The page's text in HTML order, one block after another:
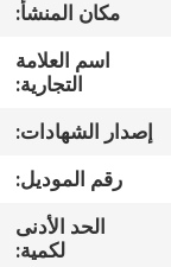
برنامج
حولنا
جولة
مكان المنشأ:
اسم العلامة
التجارية:
إصدار الشهادات:
رقم الموديل:
الحد الأدنى
لكمية: